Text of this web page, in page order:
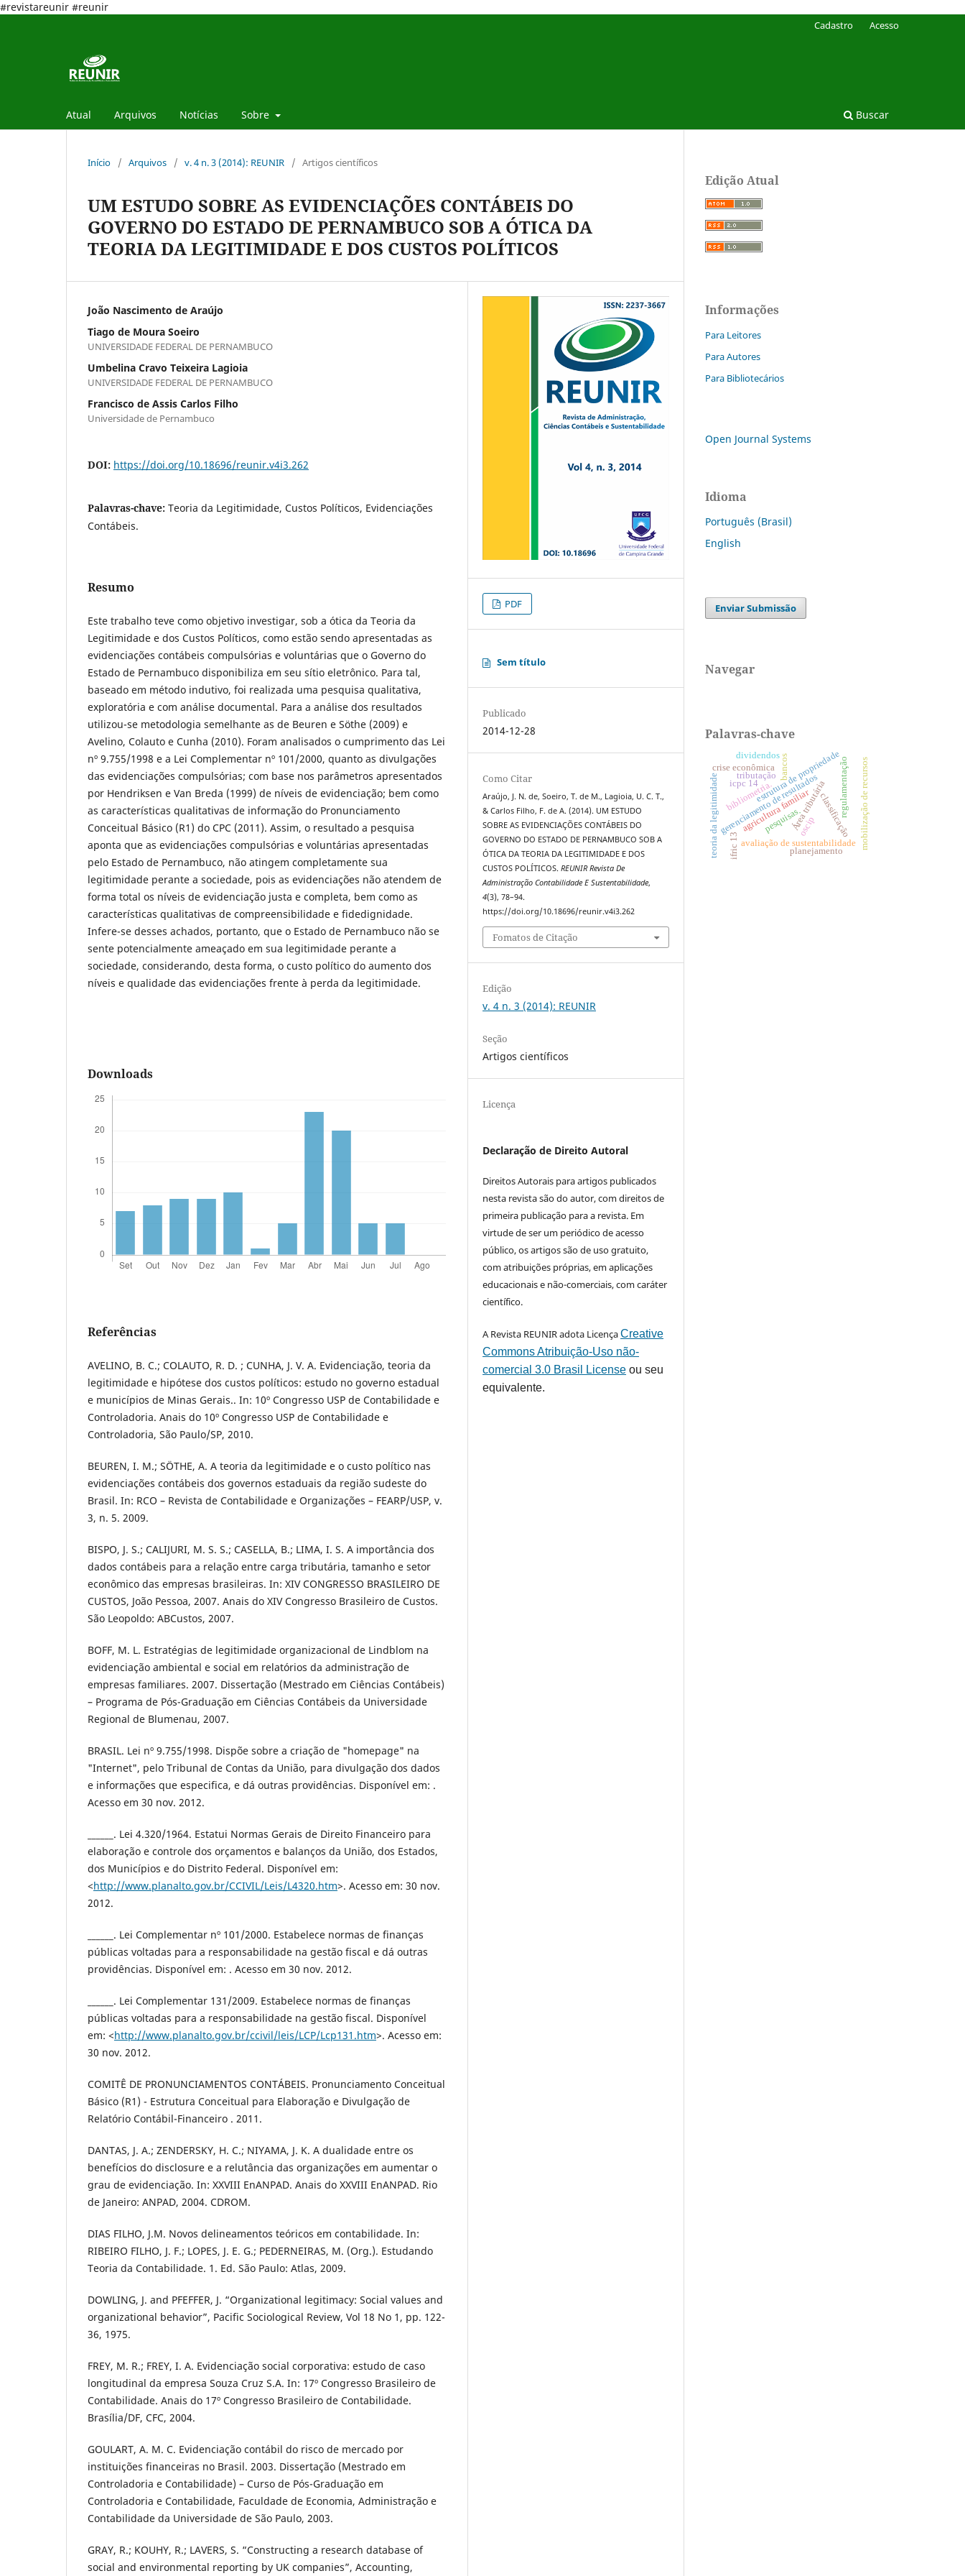
#revistareunir #reunir
Atual Arquivos Notícias Sobre Buscar
Cadastro Acesso
Início / Arquivos / v. 4 n. 3 (2014): REUNIR / Artigos científicos
UM ESTUDO SOBRE AS EVIDENCIAÇÕES CONTÁBEIS DO
GOVERNO DO ESTADO DE PERNAMBUCO SOB A ÓTICA DA
TEORIA DA LEGITIMIDADE E DOS CUSTOS POLÍTICOS
João Nascimento de Araújo
Tiago de Moura Soeiro
UNIVERSIDADE FEDERAL DE PERNAMBUCO
Umbelina Cravo Teixeira Lagioia
UNIVERSIDADE FEDERAL DE PERNAMBUCO
Francisco de Assis Carlos Filho
Universidade de Pernambuco
DOI: https://doi.org/10.18696/reunir.v4i3.262
Palavras-chave: Teoria da Legitimidade, Custos Políticos, Evidenciações
Contábeis.
Resumo
Este trabalho teve como objetivo investigar, sob a ótica da Teoria da
Legitimidade e dos Custos Políticos, como estão sendo apresentadas as
evidenciações contábeis compulsórias e voluntárias que o Governo do
Estado de Pernambuco disponibiliza em seu sítio eletrônico. Para tal,
baseado em método indutivo, foi realizada uma pesquisa qualitativa,
exploratória e com análise documental. Para a análise dos resultados
utilizou-se metodologia semelhante as de Beuren e Söthe (2009) e
Avelino, Colauto e Cunha (2010). Foram analisados o cumprimento das Lei
nº 9.755/1998 e a Lei Complementar nº 101/2000, quanto as divulgações
das evidenciações compulsórias; com base nos parâmetros apresentados
por Hendriksen e Van Breda (1999) de níveis de evidenciação; bem como
as características qualitativas de informação do Pronunciamento
Conceitual Básico (R1) do CPC (2011). Assim, o resultado a pesquisa
aponta que as evidenciações compulsórias e voluntárias apresentadas
pelo Estado de Pernambuco, não atingem completamente sua
legitimidade perante a sociedade, pois as evidenciações não atendem de
forma total os níveis de evidenciação justa e completa, bem como as
características qualitativas de compreensibilidade e fidedignidade.
Infere-se desses achados, portanto, que o Estado de Pernambuco não se
sente potencialmente ameaçado em sua legitimidade perante a
sociedade, considerando, desta forma, o custo político do aumento dos
níveis e qualidade das evidenciações frente à perda da legitimidade.
Downloads
Referências
AVELINO, B. C.; COLAUTO, R. D. ; CUNHA, J. V. A. Evidenciação, teoria da
legitimidade e hipótese dos custos políticos: estudo no governo estadual
e municípios de Minas Gerais.. In: 10º Congresso USP de Contabilidade e
Controladoria. Anais do 10º Congresso USP de Contabilidade e
Controladoria, São Paulo/SP, 2010.
BEUREN, I. M.; SÖTHE, A. A teoria da legitimidade e o custo político nas
evidenciações contábeis dos governos estaduais da região sudeste do
Brasil. In: RCO – Revista de Contabilidade e Organizações – FEARP/USP, v.
3, n. 5. 2009.
BISPO, J. S.; CALIJURI, M. S. S.; CASELLA, B.; LIMA, I. S. A importância dos
dados contábeis para a relação entre carga tributária, tamanho e setor
econômico das empresas brasileiras. In: XIV CONGRESSO BRASILEIRO DE
CUSTOS, João Pessoa, 2007. Anais do XIV Congresso Brasileiro de Custos.
São Leopoldo: ABCustos, 2007.
BOFF, M. L. Estratégias de legitimidade organizacional de Lindblom na
evidenciação ambiental e social em relatórios da administração de
empresas familiares. 2007. Dissertação (Mestrado em Ciências Contábeis)
– Programa de Pós-Graduação em Ciências Contábeis da Universidade
Regional de Blumenau, 2007.
BRASIL. Lei nº 9.755/1998. Dispõe sobre a criação de "homepage" na
"Internet", pelo Tribunal de Contas da União, para divulgação dos dados
e informações que especifica, e dá outras providências. Disponível em: .
Acesso em 30 nov. 2012.
______. Lei 4.320/1964. Estatui Normas Gerais de Direito Financeiro para
elaboração e controle dos orçamentos e balanços da União, dos Estados,
dos Municípios e do Distrito Federal. Disponível em:
<http://www.planalto.gov.br/CCIVIL/Leis/L4320.htm>. Acesso em: 30 nov.
2012.
______. Lei Complementar nº 101/2000. Estabelece normas de finanças
públicas voltadas para a responsabilidade na gestão fiscal e dá outras
providências. Disponível em: . Acesso em 30 nov. 2012.
______. Lei Complementar 131/2009. Estabelece normas de finanças
públicas voltadas para a responsabilidade na gestão fiscal. Disponível
em: <http://www.planalto.gov.br/ccivil/leis/LCP/Lcp131.htm>. Acesso em:
30 nov. 2012.
COMITÊ DE PRONUNCIAMENTOS CONTÁBEIS. Pronunciamento Conceitual
Básico (R1) - Estrutura Conceitual para Elaboração e Divulgação de
Relatório Contábil-Financeiro . 2011.
DANTAS, J. A.; ZENDERSKY, H. C.; NIYAMA, J. K. A dualidade entre os
benefícios do disclosure e a relutância das organizações em aumentar o
grau de evidenciação. In: XXVIII EnANPAD. Anais do XXVIII EnANPAD. Rio
de Janeiro: ANPAD, 2004. CDROM.
DIAS FILHO, J.M. Novos delineamentos teóricos em contabilidade. In:
RIBEIRO FILHO, J. F.; LOPES, J. E. G.; PEDERNEIRAS, M. (Org.). Estudando
Teoria da Contabilidade. 1. Ed. São Paulo: Atlas, 2009.
DOWLING, J. and PFEFFER, J. “Organizational legitimacy: Social values and
organizational behavior”, Pacific Sociological Review, Vol 18 No 1, pp. 122-
36, 1975.
FREY, M. R.; FREY, I. A. Evidenciação social corporativa: estudo de caso
longitudinal da empresa Souza Cruz S.A. In: 17º Congresso Brasileiro de
Contabilidade. Anais do 17º Congresso Brasileiro de Contabilidade.
Brasília/DF, CFC, 2004.
GOULART, A. M. C. Evidenciação contábil do risco de mercado por
instituições financeiras no Brasil. 2003. Dissertação (Mestrado em
Controladoria e Contabilidade) – Curso de Pós-Graduação em
Controladoria e Contabilidade, Faculdade de Economia, Administração e
Contabilidade da Universidade de São Paulo, 2003.
GRAY, R.; KOUHY, R.; LAVERS, S. “Constructing a research database of
social and environmental reporting by UK companies”, Accounting,
PDF
Sem título
Publicado
2014-12-28
Como Citar
Araújo, J. N. de, Soeiro, T. de M., Lagioia, U. C. T.,
& Carlos Filho, F. de A. (2014). UM ESTUDO
SOBRE AS EVIDENCIAÇÕES CONTÁBEIS DO
GOVERNO DO ESTADO DE PERNAMBUCO SOB A
ÓTICA DA TEORIA DA LEGITIMIDADE E DOS
CUSTOS POLÍTICOS.REUNIR Revista De
Administração Contabilidade E Sustentabilidade,
4(3), 78–94.
https://doi.org/10.18696/reunir.v4i3.262
Fomatos de Citação
Edição
v. 4 n. 3 (2014): REUNIR
Seção
Artigos científicos
Licença
Declaração de Direito Autoral
Direitos Autorais para artigos publicados
nesta revista são do autor, com direitos de
primeira publicação para a revista. Em
virtude de ser um periódico de acesso
público, os artigos são de uso gratuito,
com atribuições próprias, em aplicações
educacionais e não-comerciais, com caráter
científico.
A Revista REUNIR adota LicençaCreative
Commons Atribuição-Uso não-
comercial 3.0 Brasil License ou seu
equivalente.
Edição Atual
Informações
Para Leitores
Para Autores
Para Bibliotecários
Open Journal Systems
Idioma
Português (Brasil)
English
Enviar Submissão
Navegar
Palavras-chave
classificação
Área tributária
tributação
gerenciamento de resultados
estrutura de propriedade
avaliação de sustentabilidade
agricultura familiar
bibliometria.
bancos
crise econômica regulamentação
pesquisas. mobilização de recursos
oscip
teoria da legitimidade ifric 13 planejamento
icpc 14
dividendos